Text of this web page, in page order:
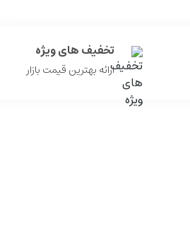
تخفیف های ویژه
ارائه بهترین قیمت بازار